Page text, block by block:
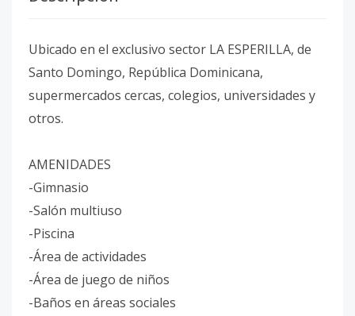
Ubicado en el exclusivo sector LA ESPERILLA, de
Santo Domingo, República Dominicana,
supermercados cercas, colegios, universidades y
otros.
AMENIDADES
-Gimnasio
-Salón multiuso
-Piscina
-Área de actividades
-Área de juego de niños
-Baños en áreas sociales